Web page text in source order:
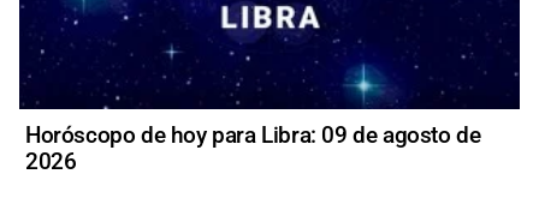
Horóscopo de hoy para Libra: 09 de agosto de
2026